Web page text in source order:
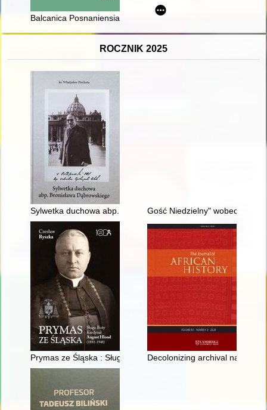
Balcanica Posnaniensia : acta et studia. [T.] 31 (2024)
ROCZNIK 2025
Sylwetka duchowa abp. Bronisława Dąbrowskiego
Gość Niedzielny" wobec
Prymas ze Śląska : Sługa Boży Kardynał August Hlond (1881-
Decolonizing archival